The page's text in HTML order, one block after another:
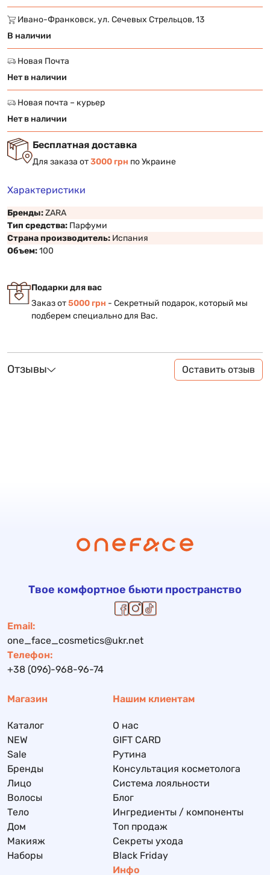
Ивано-Франковск, ул. Сечевых Стрельцов, 13
В наличии
Новая Почта
Нет в наличии
Новая почта – курьер
Нет в наличии
Бесплатная доставка
Для заказа от3000 грн по Украине
Характеристики
Бренды:ZARA
Тип средства: Парфуми
Страна производитель: Испания
Объем:100
Подарки для вас
Заказ от5000 грн - Секретный подарок, который мы
подберем специально для Вас.
Отзывы Оставить отзыв
Твое комфортное бьюти пространство
Email:
one_face_cosmetics@ukr.net
Телефон:
+38 (096)-968-96-74
Магазин
Каталог
NEW
Sale
Бренды
Лицо
Волосы
Тело
Дом
Макияж
Наборы
Нашим клиентам
О нас
GIFT CARD
Рутина
Консультация косметолога
Система лояльности
Блог
Ингредиенты / компоненты
Топ продаж
Секреты ухода
Black Friday
Инфо